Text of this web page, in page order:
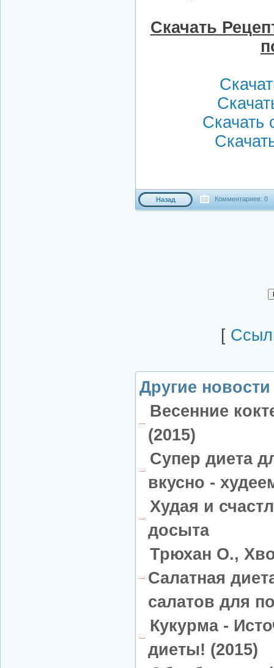
Скачать
Скачать
Назад Комментариев: 0
[
Другие
Весенние
(2015)
Супер диета
вкусно -
Худая и
досыта
Трюхан О.,
Салатная
салатов для
Кукурма -
диеты! (2015)